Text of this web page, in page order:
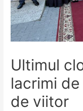
Ultimul
lacrimi
de viitor